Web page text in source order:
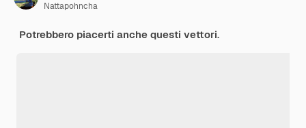
Nattapohncha
Potrebbero piacerti anche questi vettori.